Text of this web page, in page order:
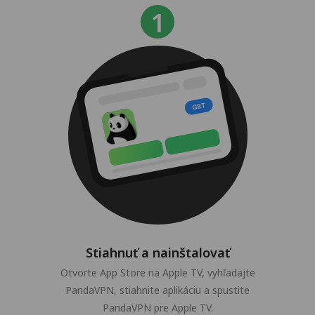
Stiahnuť a nainštalovať
Otvorte App Store na Apple TV, vyhľadajte
PandaVPN, stiahnite aplikáciu a spustite
PandaVPN pre Apple TV.